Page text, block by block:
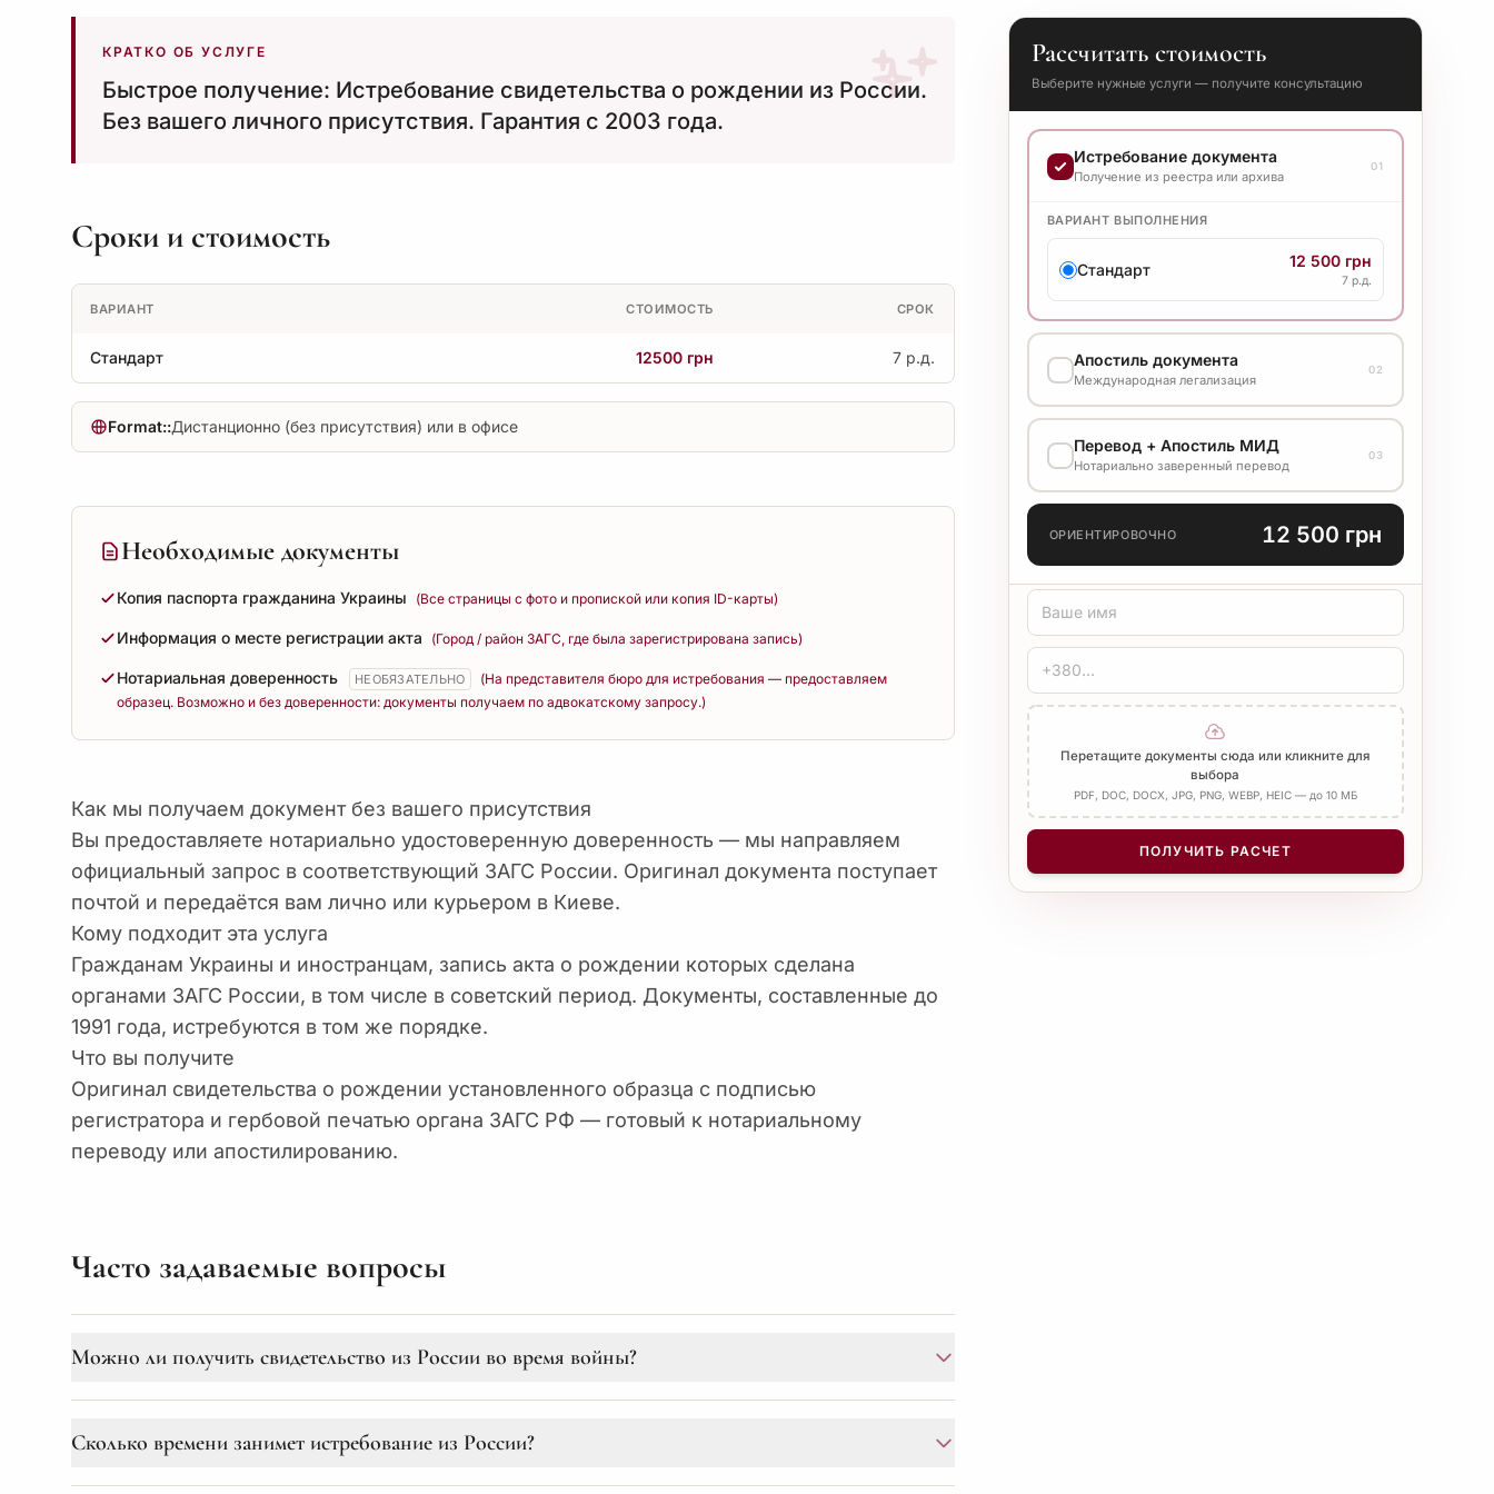
КРАТКО ОБ УСЛУГЕ
Быстрое получение: Истребование свидетельства о рождении из России.
Без вашего личного присутствия. Гарантия с 2003 года.
Сроки и стоимость
ВАРИАНТ СТОИМОСТЬ СРОК
Стандарт 12500 грн 7 р.д.
Format::Дистанционно (без присутствия) или в офисе
Необходимые документы
Копия паспорта гражданина Украины (Все страницы с фото и пропиской или копия ID-карты)
Информация о месте регистрации акта (Город / район ЗАГС, где была зарегистрирована запись)
Нотариальная доверенность НЕОБЯЗАТЕЛЬНО
(На представителя бюро для истребования — предоставляем
образец. Возможно и без доверенности: документы получаем по адвокатскому запросу.)
Как мы получаем документ без вашего присутствия
Вы предоставляете нотариально удостоверенную доверенность — мы направляем
официальный запрос в соответствующий ЗАГС России. Оригинал документа поступает
почтой и передаётся вам лично или курьером в Киеве.
Кому подходит эта услуга
Гражданам Украины и иностранцам, запись акта о рождении которых сделана
органами ЗАГС России, в том числе в советский период. Документы, составленные до
1991 года, истребуются в том же порядке.
Что вы получите
Оригинал свидетельства о рождении установленного образца с подписью
регистратора и гербовой печатью органа ЗАГС РФ — готовый к нотариальному
переводу или апостилированию.
Часто задаваемые вопросы
Можно ли получить свидетельство из России во время войны?
года о правовой помощи формально остаётся действующей для Украины и РФ. Процедура
Сколько времени занимет истребование из России?
Рассчитать стоимость
Выберите нужные услуги — получите консультацию
Истребование документа
Получение из реестра или архива
01
ВАРИАНТ ВЫПОЛНЕНИЯ
Стандарт 12 500 грн
7 р.д.
Апостиль документа
Международная легализация
02
ВАРИАНТ ВЫПОЛНЕНИЯ
Стандарт 7 500 грн
Перевод + Апостиль МИД
Нотариально заверенный перевод
03
ТИП ПЕРЕВОДА
ЗАВЕРЕНИЕ
Печать бюро Нотариус
Добавить Апостиль
КОЛИЧЕСТВО СТРАНИЦ
− 1 +
ОРИЕНТИРОВОЧНО 12 500 грн
Перетащите документы сюда или кликните для
выбора
PDF, DOC, DOCX, JPG, PNG, WEBP, HEIC — до 10 МБ
ПОЛУЧИТЬ РАСЧЕТ